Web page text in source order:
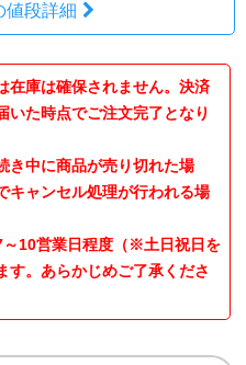
値段詳細
在庫は確保されません。決済
いた時点でご注文完了となり
き中に商品が売り切れた場
キャンセル処理が行われる場
10営業日程度（※土日祝日を
す。あらかじめご了承くださ